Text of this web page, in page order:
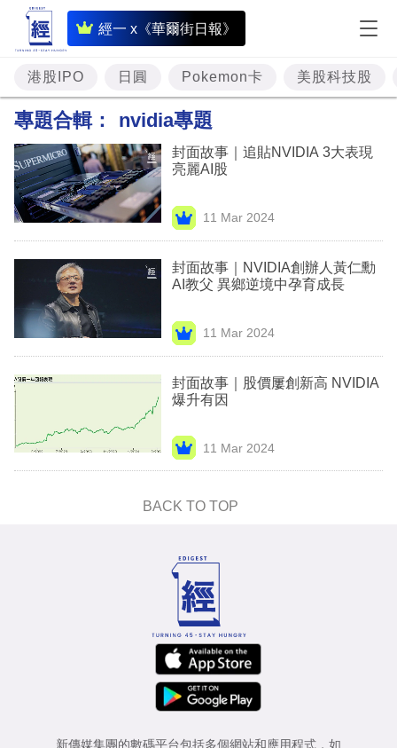
經一 x《華爾街日報》
即
時
財
經
題
投
資
樓
科
技
港股IPO 日圓 Pokemon卡 美股科技股
專題合輯： nvidia專題
封面故事｜追貼NVIDIA 3大表現
亮麗AI股
11 Mar 2024
封面故事｜NVIDIA創辦人黃仁勳
AI教父 異鄉逆境中孕育成長
11 Mar 2024
封面故事｜股價屢創新高 NVIDIA
爆升有因
11 Mar 2024
BACK TO TOP
新傳媒集團的數碼平台包括多個網站和應用程式，如